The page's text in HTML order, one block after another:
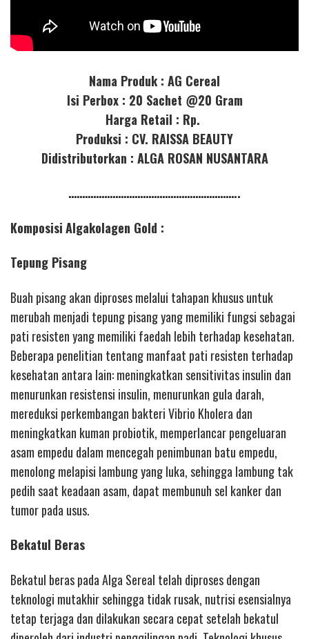
Nama Produk : AG Cereal
Isi Perbox : 20 Sachet @20 Gram
Harga Retail : Rp.
Produksi : CV. RAISSA BEAUTY
Didistributorkan : ALGA ROSAN NUSANTARA
……………………………………………………..
KomposisiAlgakolagen Gold :
Tepung Pisang
Buah pisang akan diproses melalui tahapan khusus untuk
merubah menjadi tepung pisang yang memiliki fungsi sebagai
pati resisten yang memiliki faedah lebih terhadap kesehatan.
Beberapa penelitian tentang manfaat pati resisten terhadap
kesehatan antara lain: meningkatkan sensitivitas insulin dan
menurunkan resistensi insulin, menurunkan gula darah,
mereduksi perkembangan bakteri Vibrio Kholera dan
meningkatkan kuman probiotik, memperlancar pengeluaran
asam empedu dalam mencegah penimbunan batu empedu,
menolong melapisi lambung yang luka, sehingga lambung tak
pedih saat keadaan asam, dapat membunuh sel kanker dan
tumor pada usus.
Bekatul Beras
Bekatul beras pada Alga Sereal telah diproses dengan
teknologi mutakhir sehingga tidak rusak, nutrisi esensialnya
tetap terjaga dan dilakukan secara cepat setelah bekatul